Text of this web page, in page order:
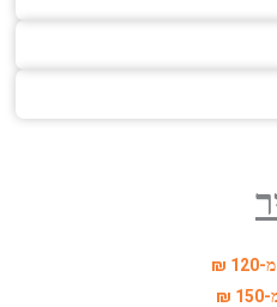
מ-120 ₪
₪